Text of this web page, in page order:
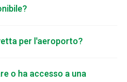
per l'aeroporto?
o ha accesso a una